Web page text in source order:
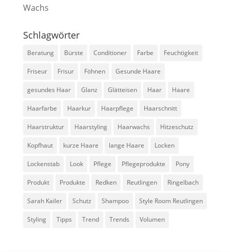
Wachs
Schlagwörter
Beratung Bürste Conditioner Farbe Feuchtigkeit
Friseur Frisur Föhnen Gesunde Haare
gesundes Haar Glanz Glätteisen Haar Haare
Haarfarbe Haarkur Haarpflege Haarschnitt
Haarstruktur Haarstyling Haarwachs Hitzeschutz
Kopfhaut kurze Haare lange Haare Locken
Lockenstab Look Pflege Pflegeprodukte Pony
Produkt Produkte Redken Reutlingen Ringelbach
Sarah Kailer Schutz Shampoo Style Room Reutlingen
Styling Tipps Trend Trends Volumen